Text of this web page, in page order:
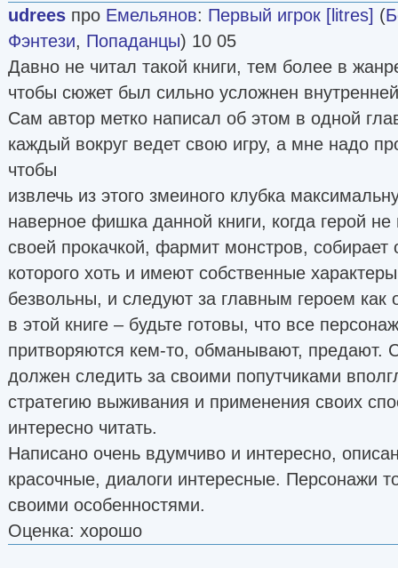
udrees про Емельянов: Первый игрок [litres] (
Фэнтези, Попаданцы) 10 05
Давно не читал такой книги, тем более в
чтобы сюжет был сильно усложнен
Сам автор метко написал об этом в одной
каждый вокруг ведет свою игру, а мне надо
чтобы
извлечь из этого змеиного клубка
наверное фишка данной книги, когда герой не
своей прокачкой, фармит монстров, собирает
которого хоть и имеют собственные
безвольны, и следуют за главным героем как
в этой книге – будьте готовы, что все
притворяются кем-то, обманывают, предают.
должен следить за своими попутчиками
стратегию выживания и применения своих
интересно читать.
Написано очень вдумчиво и интересно,
красочные, диалоги интересные. Персонажи
своими особенностями.
Оценка: хорошо